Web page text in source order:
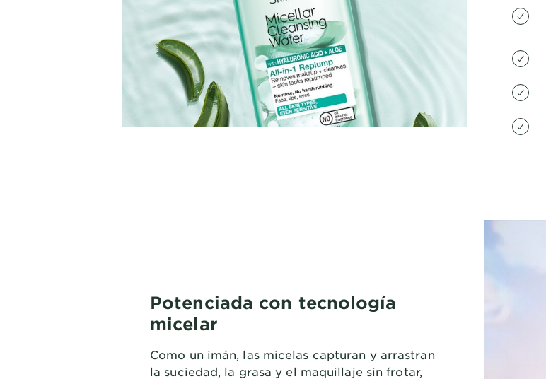
Potenciada con tecnología
micelar
Como un imán, las micelas capturan y arrastran
la suciedad, la grasa y el maquillaje sin frotar,